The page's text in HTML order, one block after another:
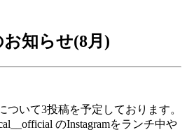
知らせ(8月)
ついて3投稿を予定しております。
のInstagramをランチ中や